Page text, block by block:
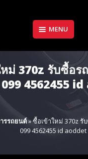
MENU
ม่ 370z รับซื้อร
4562455
รรถยนต์»ซื้อเข้าใหม่ 370z รั
099 4562455 id aoddet